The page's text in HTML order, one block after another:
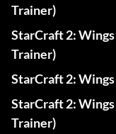
Trainer)
StarCraft 2:
Trainer)
StarCraft 2:
StarCraft 2:
Trainer)